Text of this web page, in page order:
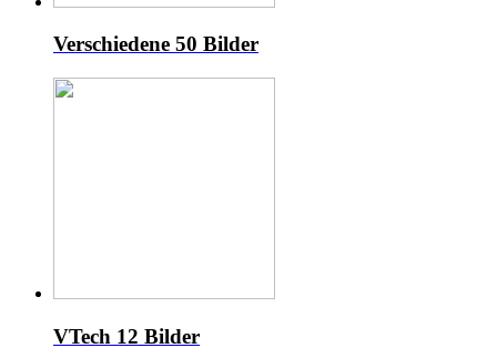
Verschiedene 50 Bilder
VTech 12 Bilder